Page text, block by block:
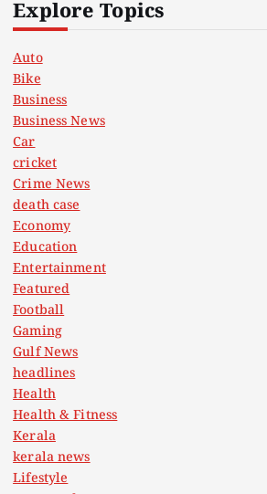
Explore Topics
Auto
Bike
Business
Business News
Car
cricket
Crime News
death case
Economy
Education
Entertainment
Featured
Football
Gaming
Gulf News
headlines
Health
Health & Fitness
Kerala
kerala news
Lifestyle